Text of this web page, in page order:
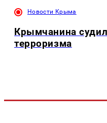
Новости Крыма
Крымчанина
терроризма